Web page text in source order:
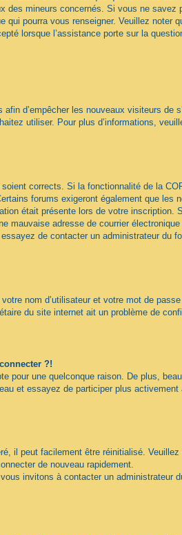
mineurs concernés. Si vous ne
pourra vous renseigner. Veuillez
lorsque l’assistance porte sur la
d’empêcher les nouveaux visiteurs
utiliser. Pour plus d’informations,
corrects. Si la fonctionnalité de la
forums exigeront également que
était présente lors de votre
mauvaise adresse de courrier
de contacter un administrateur du
nom d’utilisateur et votre mot de
du site internet ait un problème de
?!
pour une quelconque raison. De plus,
et essayez de participer plus activement
il peut facilement être réinitialisé.
de nouveau rapidement.
invitons à contacter un administrateur